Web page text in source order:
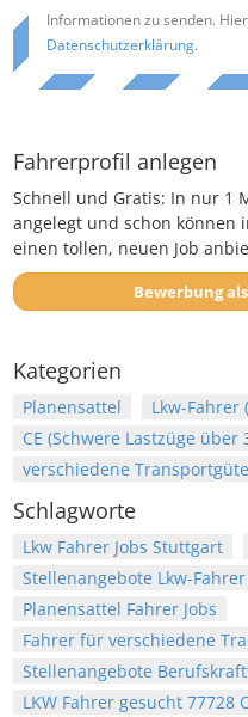
Informationen zu senden.
Datenschutzerklärung.
Fahrerprofil anlegen
Schnell und Gratis: In nur 1
angelegt und schon können
einen tollen, neuen Job
Kategorien
Planensattel
Lkw-Fahrer
CE (Schwere Lastzüge
verschiedene
Schlagworte
Lkw Fahrer Jobs Stuttgart
Stellenangebote Lkw-
Planensattel Fahrer Jobs
Fahrer für verschiedene
Stellenangebote
LKW Fahrer gesucht 77728